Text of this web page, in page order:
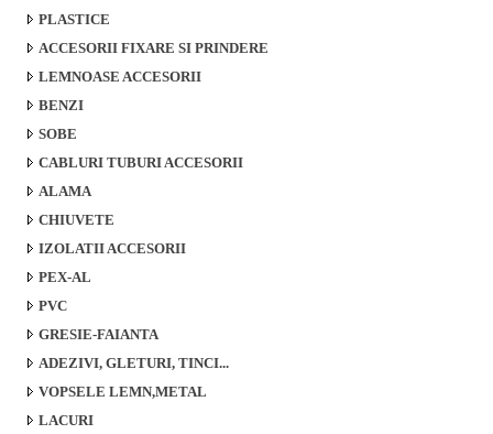
PLASTICE
ACCESORII FIXARE SI PRINDERE
LEMNOASE ACCESORII
BENZI
SOBE
CABLURI TUBURI ACCESORII
ALAMA
CHIUVETE
IZOLATII ACCESORII
PEX-AL
PVC
GRESIE-FAIANTA
ADEZIVI, GLETURI, TINCI...
VOPSELE LEMN,METAL
LACURI